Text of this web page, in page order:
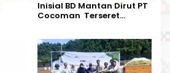
Inisial BD Mantan Dirut PT
Cocoman Terseret
Kalimantan Barat